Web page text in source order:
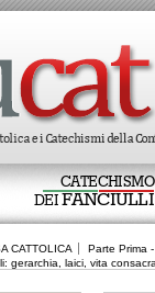
CATECHISMO
DEIFANCIULLI
CATTOLICA Parte Prima
gerarchia, laici, vita